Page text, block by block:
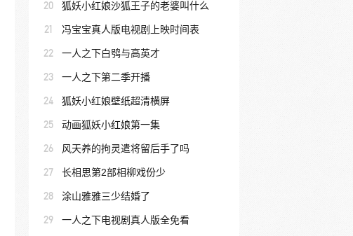
20 狐妖小红娘沙狐王子的老婆叫什么
21 冯宝宝真人版电视剧上映时间表
22 一人之下白鸮与高英才
23 一人之下第二季开播
24 狐妖小红娘壁纸超清横屏
25 动画狐妖小红娘第一集
26 风天养的拘灵遣将留后手了吗
27 长相思第2部相柳戏份少
28 涂山雅雅三少结婚了
29 一人之下电视剧真人版全免看